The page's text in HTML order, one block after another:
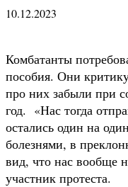
10.12.2023
Комбатанты
пособия. Они
про них забыли при
год. «Нас тогда
остались один на
болезнями, в
вид, что нас вообще
участник протеста.